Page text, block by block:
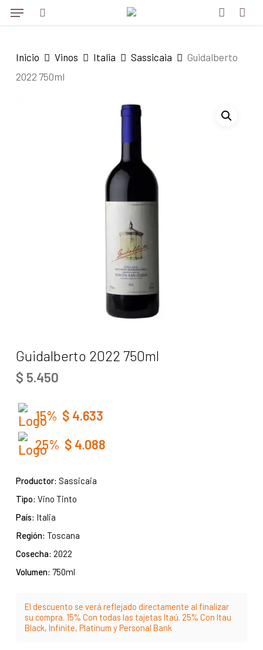
Skip
content
Menu
Inicio Vinos Italia Sassicaia
Guidalberto
2022 750ml
Guidalberto 2022 750ml
$ 5.450
15% $ 4.633
25% $ 4.088
Productor: Sassicaia
Tipo: Vino Tinto
País: Italia
Región: Toscana
Cosecha: 2022
Volumen: 750ml
El descuento se verá reflejado directamente al finalizar
su compra. 15% Con todas las tajetas Itaú. 25% Con Itau
Black, Infinite, Platinum y Personal Bank